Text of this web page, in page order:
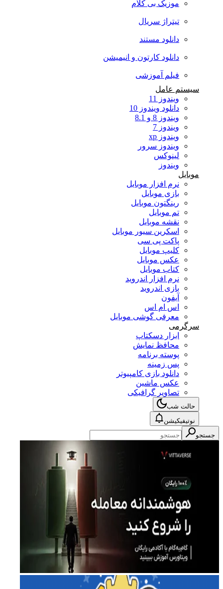
موزیک بی کلام
تیتراژ سریال
دانلود مستند
دانلود کارتون و انیمیشن
فیلم آموزشی
سیستم عامل
ویندوز 11
دانلود ویندوز 10
ویندوز 8 و 8.1
ویندوز 7
ویندوز xp
ویندوز سرور
لینوکس
ویندوز
موبایل
نرم افزار موبایل
بازی موبایل
رینگتون موبایل
تم موبایل
نقشه موبایل
اسکرین سیور موبایل
پاکت پی سی
کلیپ موبایل
عکس موبایل
کتاب موبایل
نرم افزار اندروید
بازی اندروید
آیفون
اس ام اس
معرفی گوشی موبایل
سرگرمی
ابزار دسکتاپ
محافظ نمایش
پوسته برنامه
پس زمینه
دانلود بازی کامپیوتر
عکس ماشین
تصاویر گرافیکی
حالت شب
نوتیفیکیشن
جستجو